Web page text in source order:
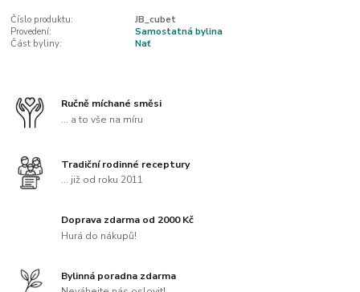
Číslo produktu:
JB_cubet
Provedení:
Samostatná bylina
Část byliny:
Nať
Ručně míchané směsi
... a to vše na míru
Tradiční rodinné receptury
... již od roku 2011
Doprava zdarma od 2000 Kč
Hurá do nákupů!
Bylinná poradna zdarma